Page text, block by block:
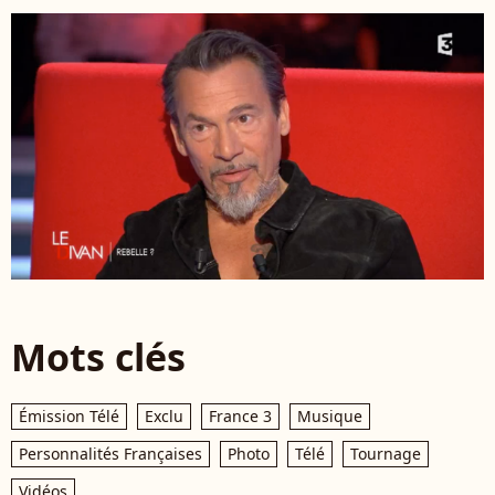
Mots clés
Émission Télé Exclu France 3
Musique
Personnalités Françaises
Photo Télé
Tournage